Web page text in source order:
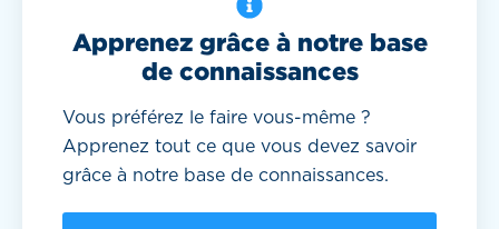
Apprenez grâce à notre base
de connaissances
Vous préférez le faire vous-même ?
Apprenez tout ce que vous devez savoir
grâce à notre base de connaissances.